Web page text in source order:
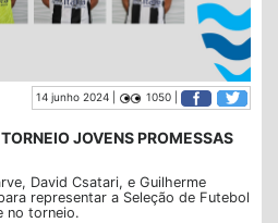
14 junho 2024 | 1050 |
JOVENS PROMESSAS
David Csatari, e Guilherme
representar a Seleção de Futebol
no torneio.